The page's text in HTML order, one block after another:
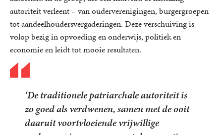
autoriteit verleent – van ouderverenigingen, burgergroepen
tot aandeelhoudersvergaderingen. Deze verschuiving is
volop bezig in opvoeding en onderwijs, politiek en
economie en leidt tot mooie resultaten.
‘De traditionele patriarchale autoriteit is
zo goed als verdwenen, samen met de ooit
daaruit voortvloeiende vrijwillige